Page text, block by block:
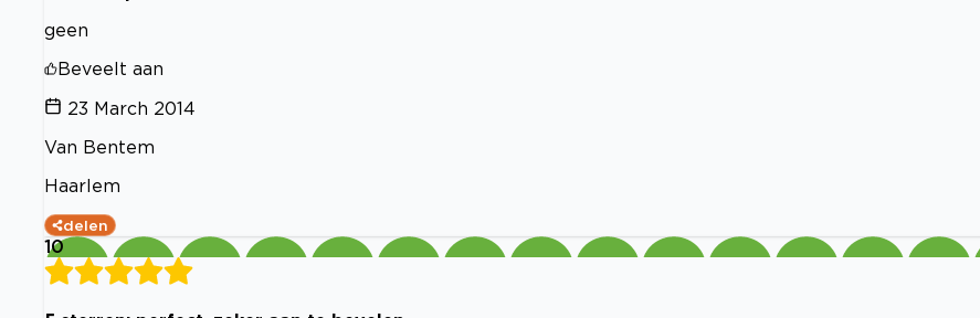
geen
Beveelt aan
23 March 2014
Van Bentem
Haarlem
delen
10